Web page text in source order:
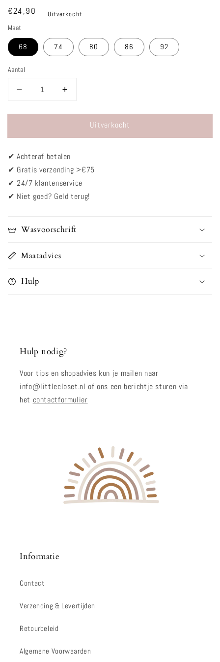
Normale
prijs
€24,90 Uitverkocht
Maat
68 74 80 86 92
Aantal
Aantal
voor
-
wit
Aantal
voor
-
wit
Uitverkocht
✔Achteraf betalen
✔ Gratis verzending >€75
✔24/7 klantenservice
✔ Niet goed? Geld terug!
Wasvoorschrift
Maatadvies
Hulp
Hulp nodig?
Voor tips en shopadvies kun je mailen naar
info@littlecloset.nl of ons een berichtje sturen via
het contactformulier
Informatie
Contact
Verzending & Levertijden
Retourbeleid
Algemene Voorwaarden